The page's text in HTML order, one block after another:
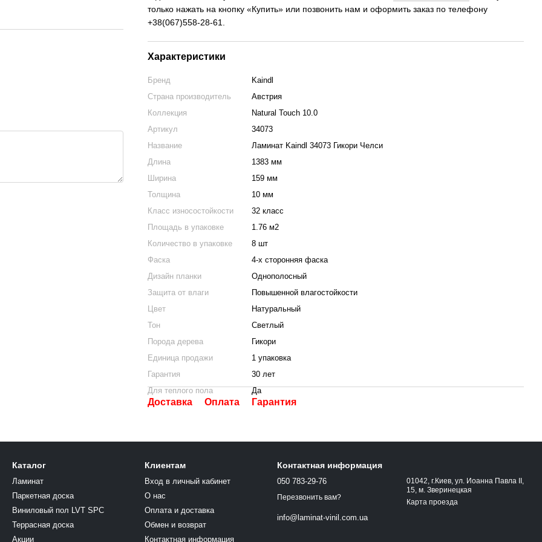
только нажать на кнопку «Купить» или позвонить нам и оформить заказ по телефону
+38(067)558-28-61.
Характеристики
Бренд
Kaindl
Страна производитель
Австрия
Коллекция
Natural Touch 10.0
Артикул
34073
Название
Ламинат Kaindl 34073 Гикори Челси
Длина
1383 мм
Ширина
159 мм
Толщина
10 мм
Класс износостойкости
32 класс
Площадь в упаковке
1.76 м2
Количество в упаковке
8 шт
Фаска
4-х сторонняя фаска
Дизайн планки
Однополосный
Защита от влаги
Повышенной влагостойкости
Цвет
Натуральный
Тон
Светлый
Порода дерева
Гикори
Единица продажи
1 упаковка
Гарантия
30 лет
Для теплого пола
Да
Доставка Оплата Гарантия
Каталог
Ламинат
Паркетная доска
Виниловый пол LVT SPC
Террасная доска
Акции
Клиентам
Вход в личный кабинет
О нас
Оплата и доставка
Обмен и возврат
Контактная информация
Контактная информация
050 783-29-76
Перезвонить вам?
info@laminat-vinil.com.ua
01042, г.Киев, ул. Иоанна Павла ІІ,
15, м. Зверинецкая
Карта проезда